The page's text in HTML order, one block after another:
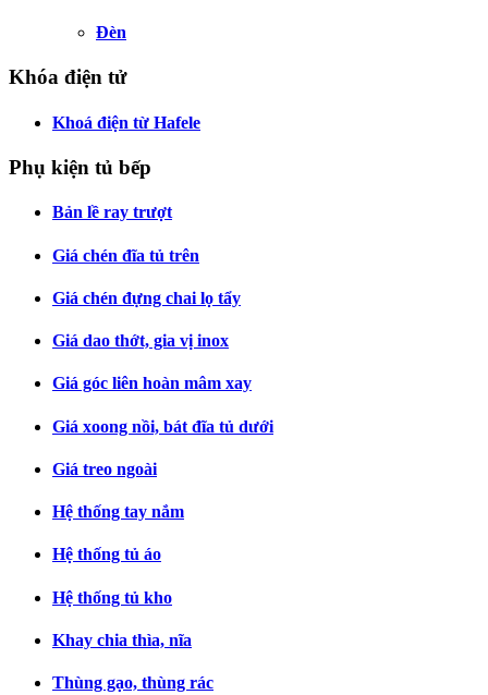
Đèn
Khóa điện tử
Khoá điện từ Hafele
Phụ kiện tủ bếp
Bản lề ray trượt
Giá chén đĩa tủ trên
Giá chén đựng chai lọ tẩy
Giá dao thớt, gia vị inox
Giá góc liên hoàn mâm xay
Giá xoong nồi, bát đĩa tủ dưới
Giá treo ngoài
Hệ thống tay nắm
Hệ thống tủ áo
Hệ thống tủ kho
Khay chia thìa, nĩa
Thùng gạo, thùng rác